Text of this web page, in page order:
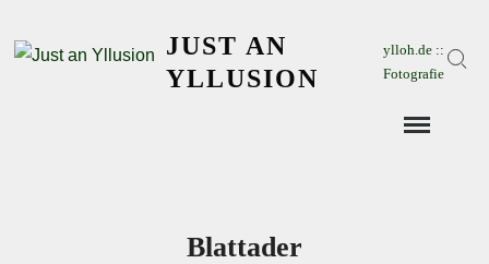
JUST AN
YLLUSION
ylloh.de ::
Fotografie
Blattader